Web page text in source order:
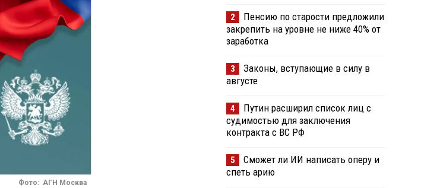
Фото: АГН Москва
2
Пенсию по старости предложили
закрепить на уровне не ниже 40% от
заработка
3
Законы, вступающие в силу в
августе
4
Путин расширил список лиц с
судимостью для заключения
контракта с ВС РФ
5
Сможет ли ИИ написать оперу и
спеть арию